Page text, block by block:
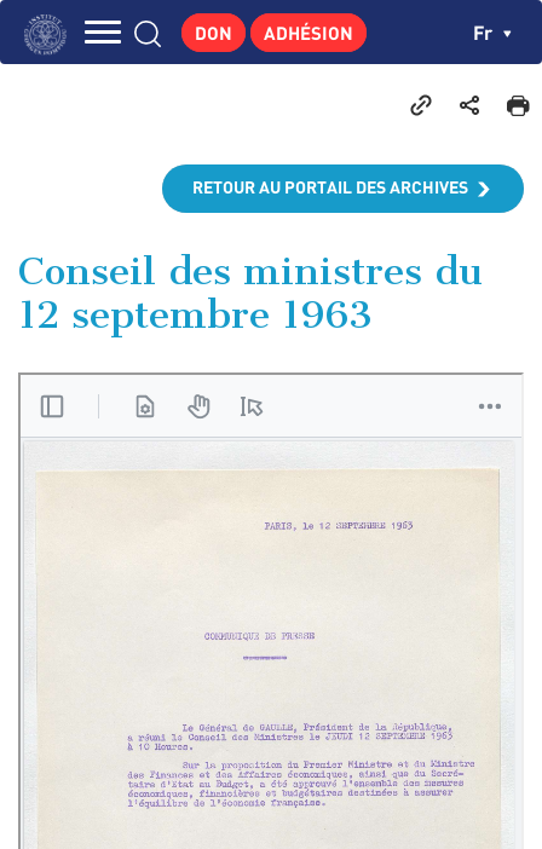
Aller
CENTRE DE RECHERCHES
PUBLICATIONS
ACTUALITÉS
ENSEIGNEMENT
DON ADHÉSION Fr
RETOUR AU PORTAIL DES ARCHIVES
Conseil des ministres du
12 septembre 1963
Panneau de gestion des cookies